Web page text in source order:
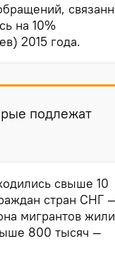
на 10%
2015 года.
подлежат
свыше 10
стран СНГ —
мигрантов жили
800 тысяч —